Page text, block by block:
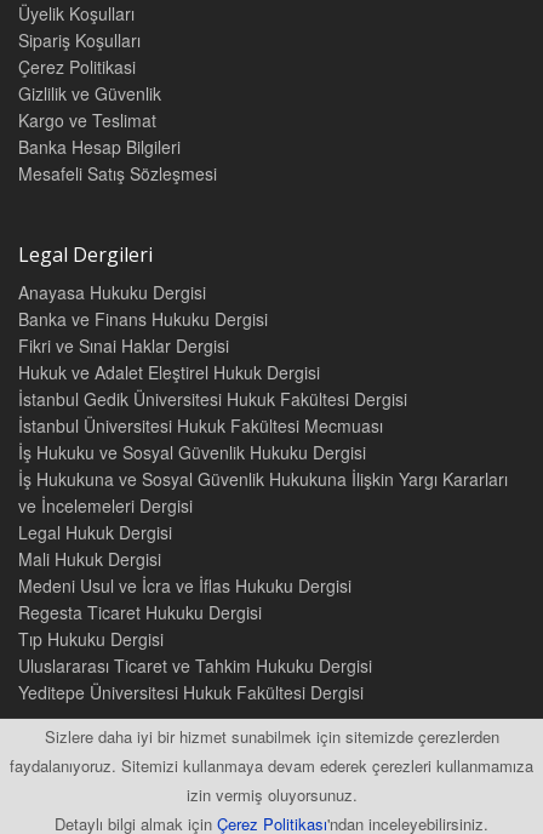
Sizlere daha iyi bir hizmet sunabilmek için sitemizde çerezlerden
faydalanıyoruz. Sitemizi kullanmaya devam ederek çerezleri kullanmamıza
izin vermiş oluyorsunuz.
Detaylı bilgi almak için Çerez Politikası'ndan inceleyebilirsiniz.
Üyelik Koşulları
Sipariş Koşulları
Çerez Politikasi
Gizlilik ve Güvenlik
Kargo ve Teslimat
Banka Hesap Bilgileri
Mesafeli Satış Sözleşmesi
Legal Dergileri
Anayasa Hukuku Dergisi
Banka ve Finans Hukuku Dergisi
Fikri ve Sınai Haklar Dergisi
Hukuk ve Adalet Eleştirel Hukuk Dergisi
İstanbul Gedik Üniversitesi Hukuk Fakültesi Dergisi
İstanbul Üniversitesi Hukuk Fakültesi Mecmuası
İş Hukuku ve Sosyal Güvenlik Hukuku Dergisi
İş Hukukuna ve Sosyal Güvenlik Hukukuna İlişkin Yargı Kararları
ve İncelemeleri Dergisi
Legal Hukuk Dergisi
Mali Hukuk Dergisi
Medeni Usul ve İcra ve İflas Hukuku Dergisi
Regesta Ticaret Hukuku Dergisi
Tıp Hukuku Dergisi
Uluslararası Ticaret ve Tahkim Hukuku Dergisi
Yeditepe Üniversitesi Hukuk Fakültesi Dergisi
2015 © Tüm Hakları Saklıdır